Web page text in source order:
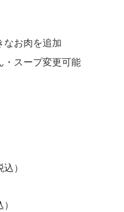
なお肉を追加
・スープ変更可能
）